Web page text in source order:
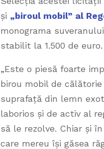
și „biroul mobil” al
monograma
stabilit la 1.500 de euro.
„Este o piesă foarte
birou mobil de
suprafață din lemn
laborios și de activ al
să le rezolve. Chiar și
care mereu își găsea